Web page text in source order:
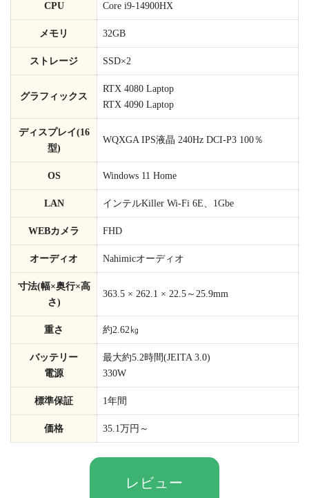
CPU Core i9-14900HX
メモリ 32GB
ストレージ SSD×2
グラフィックス
RTX 4080 Laptop
RTX 4090 Laptop
ディスプレイ(16
型)
WQXGA IPS液晶 240Hz DCI-P3 100％
OS Windows 11 Home
LAN インテルKiller Wi-Fi 6E、1Gbe
WEBカメラ FHD
オーディオ Nahimicオーディオ
寸法(幅×奥行×高
さ)
363.5 × 262.1 × 22.5～25.9mm
重さ 約2.62㎏
バッテリー
電源
最大約5.2時間(JEITA 3.0)
330W
標準保証 1年間
価格 35.1万円～
レビュー